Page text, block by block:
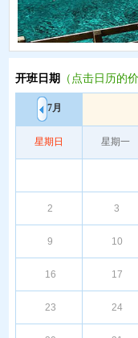
开班日期 （点击日历的
7月
星期日 星期一
2 3
9 10
16 17
23 24